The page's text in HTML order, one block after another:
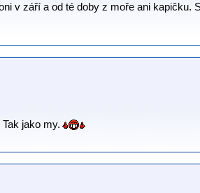
v září a od té doby z moře ani kapičku.
jako my.